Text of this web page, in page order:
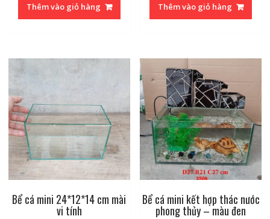
Thêm vào giỏ hàng Thêm vào giỏ hàng
Bể cá mini 24*12*14 cm mài
vi tính
Bể cá mini kết hợp thác nước
phong thủy – màu đen